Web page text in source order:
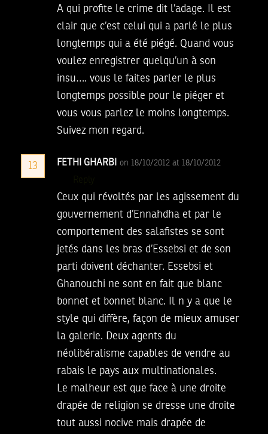
A qui profite le crime dit l’adage. Il est
clair que c’est celui qui a parlé le plus
longtemps qui a été piégé. Quand vous
voulez enregistrer quelqu’un à son
insu…. vous le faites parler le plus
longtemps possible pour le piéger et
vous vous parlez le moins longtemps.
Suivez mon regard.
13 FETHI GHARBI on 18/10/2012 at 18/10/2012
Ceux qui révoltés par les agissement du
gouvernement d’Ennahdha et par le
comportement des salafistes se sont
jetés dans les bras d’Essebsi et de son
parti doivent déchanter. Essebsi et
Ghanouchi ne sont en fait que blanc
bonnet et bonnet blanc. Il n y a que le
style qui diffère, façon de mieux amuser
la galerie. Deux agents du
néolibéralisme capables de vendre au
rabais le pays aux multinationales.
Le malheur est que face à une droite
drapée de religion se dresse une droite
tout aussi nocive mais drapée de